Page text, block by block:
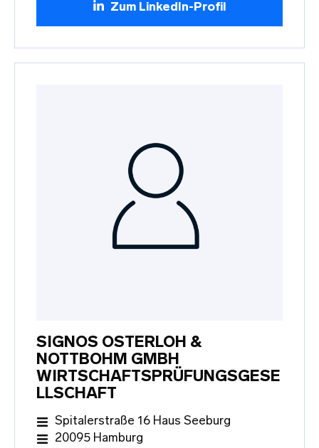
Zum LinkedIn-Profil
SIGNOS OSTERLOH &
NOTTBOHM GMBH
WIRTSCHAFTSPRÜFUNGSGESE
LLSCHAFT
Spitalerstraße 16 Haus Seeburg
20095 Hamburg